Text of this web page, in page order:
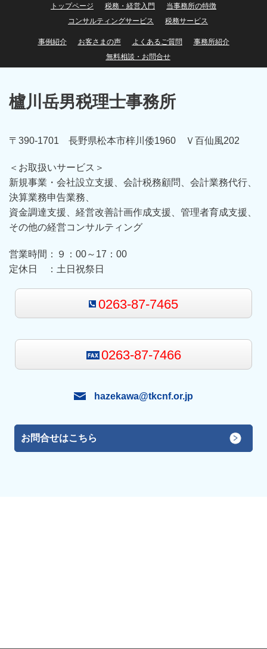
トップページ 税務・経営入門
当事務所の特徴
コンサルティングサービス
税務サービス
事例紹介 お客さまの声 よくあるご質問
事務所紹介
無料相談・お問合せ
櫨川岳男税理士事務所
〒390-1701 長野県松本市梓川倭1960 Ｖ百仙風202
＜お取扱いサービス＞
新規事業・会社設立支援、会計税務顧問、会計業務代行、
決算業務申告業務、
資金調達支援、経営改善計画作成支援、管理者育成支援、
その他の経営コンサルティング
営業時間：９：00～17：00
定休日 ：土日祝祭日
0263-87-7465
0263-87-7466
hazekawa@tkcnf.or.jp
お問合せはこちら